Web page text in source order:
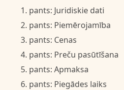
1. pants: Juridiskie dati
2. pants: Piemērojamība
3. pants: Cenas
4. pants: Preču pasūtīšana
5. pants: Apmaksa
6. pants: Piegādes laiks